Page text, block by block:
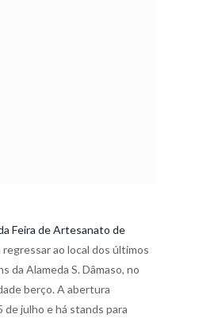
Feira de Artesanato de
regressar ao local dos últimos
da Alameda S. Dâmaso, no
berço. A abertura
de julho e há stands para